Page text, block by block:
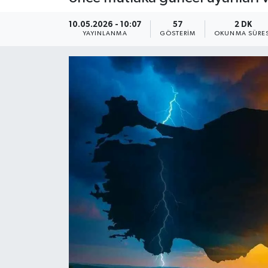
10.05.2026 - 10:07
YAYINLANMA
57
GÖSTERIM
2 DK
OKUNMA